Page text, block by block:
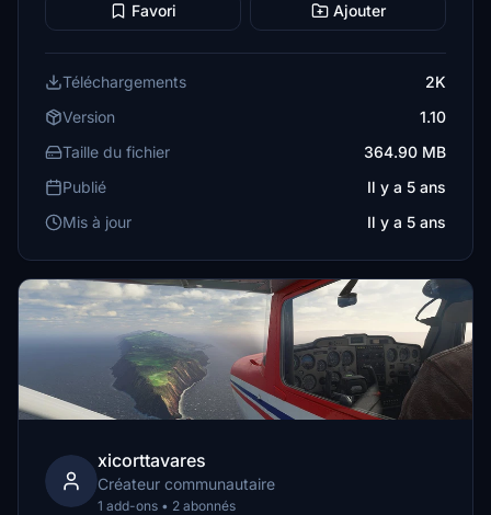
Favori Ajouter
Téléchargements
2K
Version
1.10
Taille du fichier
364.90 MB
Publié
Il y a 5 ans
Mis à jour
Il y a 5 ans
xicorttavares
Créateur communautaire
1 add-ons • 2 abonnés